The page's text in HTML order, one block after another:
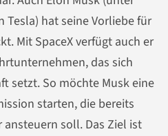
Tesla) hat seine Vorliebe für
Mit SpaceX verfügt auch er
das sich
setzt. So möchte Musk eine
starten, die bereits
soll. Das Ziel ist